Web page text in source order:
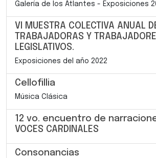
Galería de los Atlantes - Exposiciones
VI MUESTRA COLECTIVA ANUAL
TRABAJADORAS Y
LEGISLATIVOS.
Exposiciones del año 2022
Cellofillia
Música Clásica
12 vo. encuentro de
VOCES CARDINALES
Consonancias